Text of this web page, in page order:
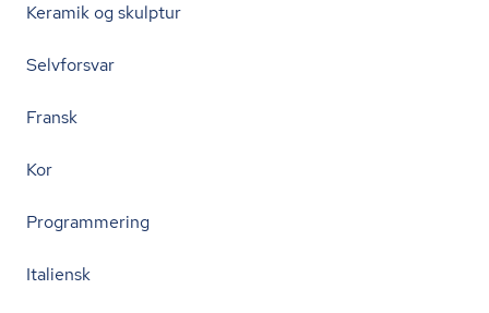
Keramik og skulptur
Selvforsvar
Fransk
Kor
Programmering
Italiensk